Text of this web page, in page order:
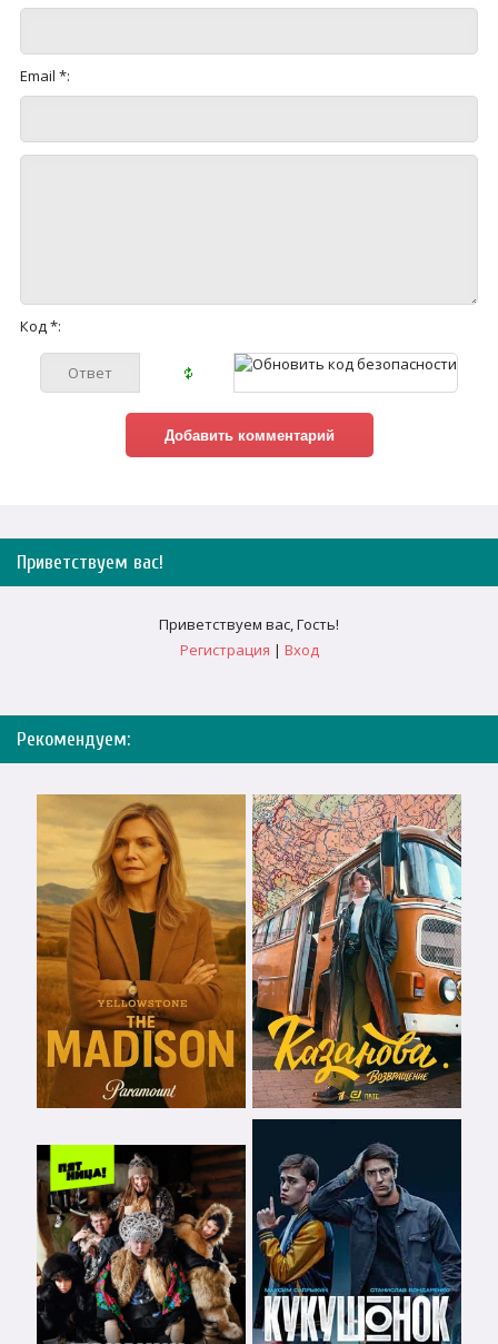
Email *:
Код *:
Приветствуем вас!
Приветствуем вас,Гость!
Регистрация | Вход
Рекомендуем: